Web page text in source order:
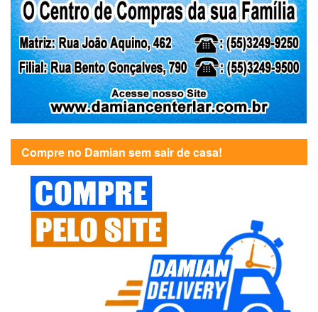
Compre no Damian sem sair de casa!